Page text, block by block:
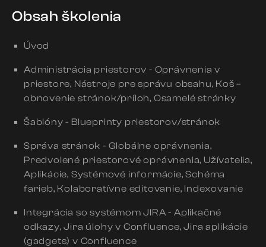
Obsah školenia
Úvod
Administrácia priestorov - Oprávnenia v
priestore, Nástroje pre správu obsahu, Koš –
obnovenie stránok/príloh, Osamelé stránky
Šablóny - Blueprinty priestorov/stránok
Správa stránok - Globálne oprávnenia,
Predvolené priestorové oprávnenia, Užívatelia,
Aplikácie, Systémové informácie, Schéma
farieb, Kolaboratívne editovanie, Indexovanie
Integrácia so systémom JIRA - Aplikačné
odkazy, Jira úlohy v Confluence, Jira aplikácie
(gadgets) v Confluence